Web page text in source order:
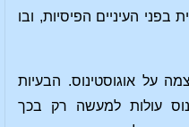
בפני העיניים הפיסיות, ובו
על אוגוסטינוס. הבעיות
עולות למעשה רק בכך